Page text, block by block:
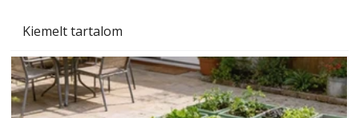
Kiemelt tartalom